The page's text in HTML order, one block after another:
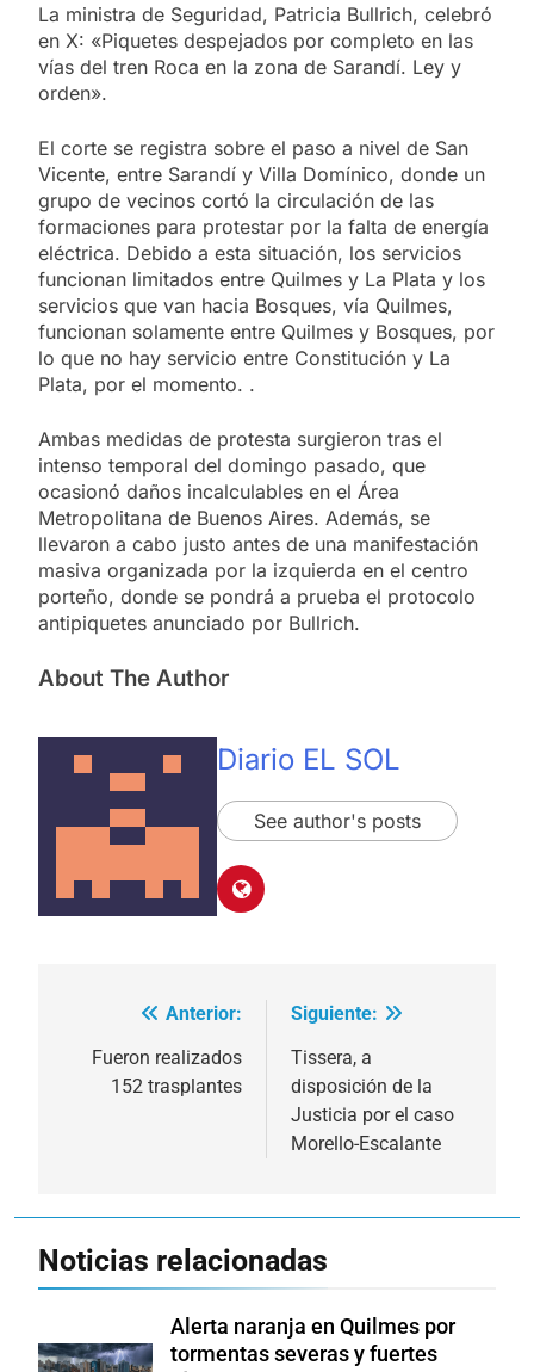
La ministra de Seguridad, Patricia Bullrich, celebró
en X: «Piquetes despejados por completo en las
vías del tren Roca en la zona de Sarandí. Ley y
orden».
El corte se registra sobre el paso a nivel de San
Vicente, entre Sarandí y Villa Domínico, donde un
grupo de vecinos cortó la circulación de las
formaciones para protestar por la falta de energía
eléctrica. Debido a esta situación, los servicios
funcionan limitados entre Quilmes y La Plata y los
servicios que van hacia Bosques, vía Quilmes,
funcionan solamente entre Quilmes y Bosques, por
lo que no hay servicio entre Constitución y La
Plata, por el momento. .
Ambas medidas de protesta surgieron tras el
intenso temporal del domingo pasado, que
ocasionó daños incalculables en el Área
Metropolitana de Buenos Aires. Además, se
llevaron a cabo justo antes de una manifestación
masiva organizada por la izquierda en el centro
porteño, donde se pondrá a prueba el protocolo
antipiquetes anunciado por Bullrich.
About The Author
Diario EL SOL
See author's posts
Navegación
Anterior:
Fueron realizados
152 trasplantes
Siguiente:
Tissera, a
disposición de la
Justicia por el caso
Morello-Escalante
Noticias relacionadas
Alerta naranja en Quilmes por
tormentas severas y fuertes